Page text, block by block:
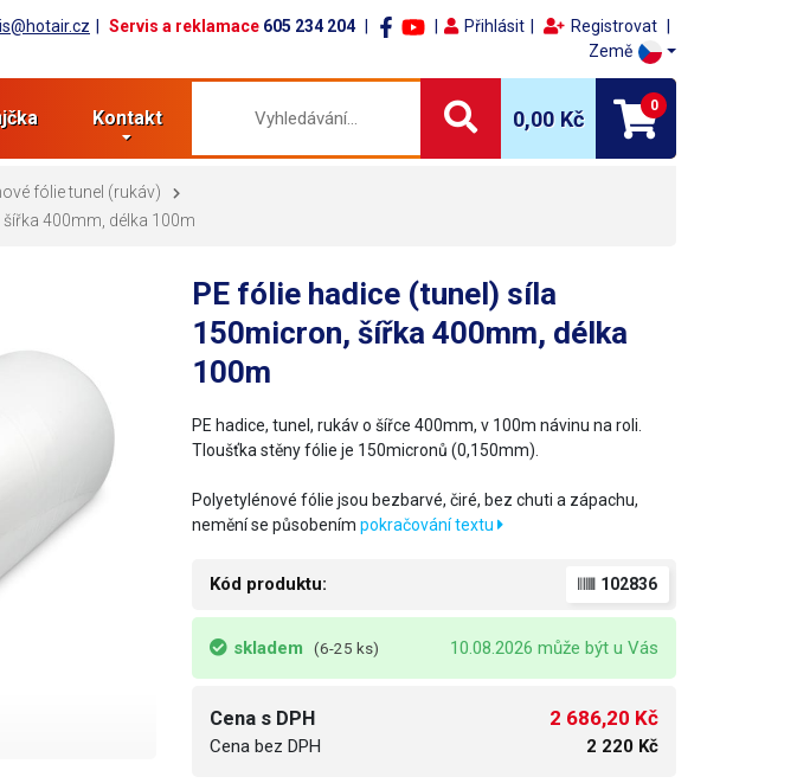
Servis a reklamace 605 234 204 Přihlásit
Registrovat
Země
Kontakt 0,00 Kč
0
fólie tunel (rukáv)
400mm, délka 100m
PE fólie hadice (tunel) síla
150micron, šířka 400mm, délka
100m
PE hadice, tunel, rukáv o šířce 400mm, v 100m návinu na roli.
Tloušťka stěny fólie je 150micronů (0,150mm).
​Polyetylénové fólie jsou bezbarvé, čiré, bez chuti a zápachu,
nemění se působenímpokračování textu
Kód produktu: 102836
skladem (6-25 ks) 10.08.2026 může být u Vás
Cena s DPH
Cena bez DPH
2 686,20 Kč
2 220 Kč